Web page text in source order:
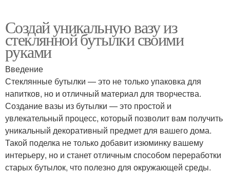
Создай уникальную вазу из
стеклянной бутылки своими
руками
Введение
Стеклянные бутылки — это не только упаковка для
напитков, но и отличный материал для творчества.
Создание вазы из бутылки — это простой и
увлекательный процесс, который позволит вам получить
уникальный декоративный предмет для вашего дома.
Такой поделка не только добавит изюминку вашему
интерьеру, но и станет отличным способом переработки
старых бутылок, что полезно для окружающей среды.